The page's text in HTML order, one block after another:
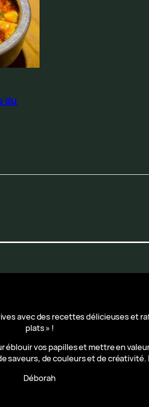
du
avec des recettes délicieuses et
plats » !
vos papilles et mettre en
saveurs, de couleurs et de créativité.
Déborah